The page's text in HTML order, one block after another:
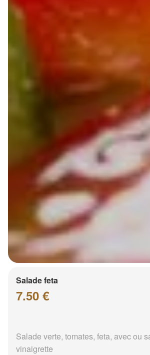
Salade feta
7.50 €
Salade verte, tomates, feta, avec ou
vinaigrette